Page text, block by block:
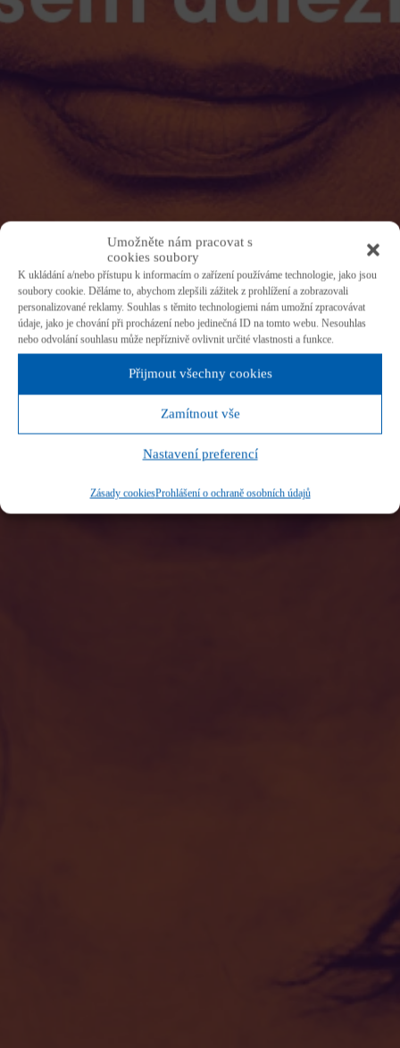
Umožněte nám pracovat s
cookies soubory
K ukládání a/nebo přístupu k informacím o zařízení používáme technologie, jako jsou
soubory cookie. Děláme to, abychom zlepšili zážitek z prohlížení a zobrazovali
personalizované reklamy. Souhlas s těmito technologiemi nám umožní zpracovávat
údaje, jako je chování při procházení nebo jedinečná ID na tomto webu. Nesouhlas
nebo odvolání souhlasu může nepříznivě ovlivnit určité vlastnosti a funkce.
Přijmout všechny cookies
Zamítnout vše
Nastavení preferencí
Zásady cookiesProhlášení o ochraně osobních údajů